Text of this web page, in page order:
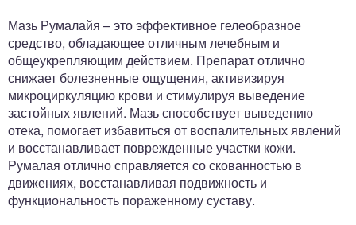
Мазь Румалайя – это эффективное гелеобразное
средство, обладающее отличным лечебным и
общеукрепляющим действием. Препарат отлично
снижает болезненные ощущения, активизируя
микроциркуляцию крови и стимулируя выведение
застойных явлений. Мазь способствует выведению
отека, помогает избавиться от воспалительных явлений
и восстанавливает поврежденные участки кожи.
Румалая отлично справляется со скованностью в
движениях, восстанавливая подвижность и
функциональность пораженному суставу.